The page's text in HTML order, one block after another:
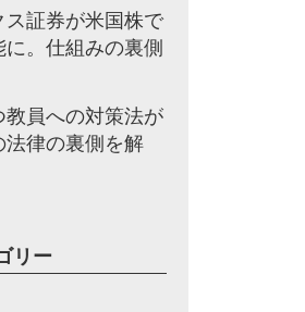
ス証券が米国株で
。仕組みの裏側
教員への対策法が
律の裏側を解
リー